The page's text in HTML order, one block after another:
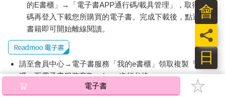
的E書櫃」→「電子書APP通行碼/載具管理」，取得通行
碼再登入下載您所購買的電子書。完成下載後，點選任一
書籍即可開始離線閱讀。
請至會員中心→電子書服務「我的e書櫃」領取複製『兌換
碼』至電子書服務商Readmoo進行兌換。
退換貨須知：
日
員
會